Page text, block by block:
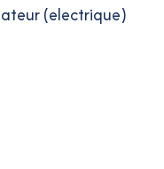
(electrique)